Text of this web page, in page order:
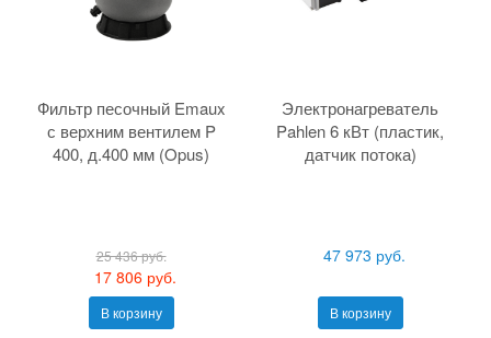
Фильтр песочный Emaux
с верхним вентилем P
400, д.400 мм (Opus)
25 436 руб.
17 806 руб.
В корзину
Электронагреватель
Pahlen 6 кВт (пластик,
датчик потока)
47 973 руб.
В корзину